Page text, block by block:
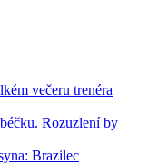
večeru trenéra
Rozuzlení by
Brazilec